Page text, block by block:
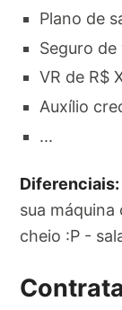
Plano de
Seguro de
VR de R$
Auxílio
...
Diferenciais:
sua
cheio :P -